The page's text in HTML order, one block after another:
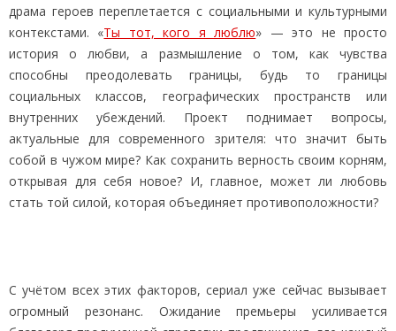
драма героев переплетается с социальными и культурными
контекстами. «Ты тот, кого я люблю» — это не просто
история о любви, а размышление о том, как чувства
способны преодолевать границы, будь то границы
социальных классов, географических пространств или
внутренних убеждений. Проект поднимает вопросы,
актуальные для современного зрителя: что значит быть
собой в чужом мире? Как сохранить верность своим корням,
открывая для себя новое? И, главное, может ли любовь
стать той силой, которая объединяет противоположности?
С учётом всех этих факторов, сериал уже сейчас вызывает
огромный резонанс. Ожидание премьеры усиливается